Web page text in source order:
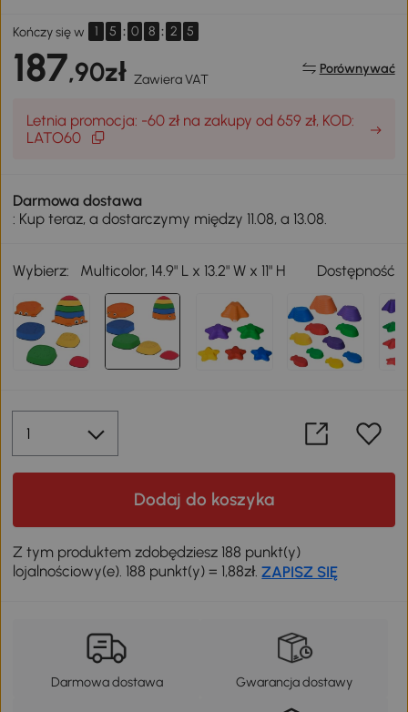
Kończy się w 1 5 : 0 8 : 2 5
187,90zł Zawiera VAT
Porównywać
Letnia promocja: -60 zł na zakupy od 659 zł, KOD:
LATO60
Darmowa dostawa
: Kup teraz, a dostarczymy między 11.08, a 13.08.
Wybierz: Multicolor, 14.9" L x 13.2" W x 11" H Dostępność
Dodaj do koszyka
Z tym produktem zdobędziesz 188 punkt(y)
lojalnościowy(e). 188 punkt(y) = 1,88zł.ZAPISZ SIĘ
Darmowa dostawa Gwarancja dostawy